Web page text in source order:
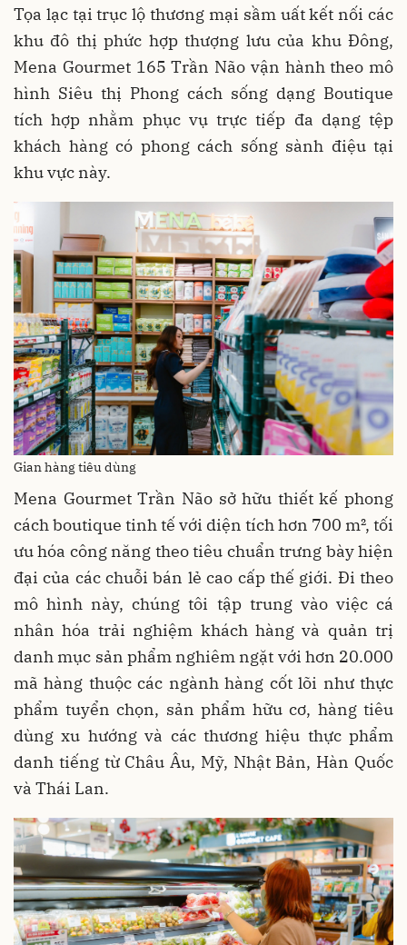
Tọa lạc tại trục lộ thương mại sầm uất kết nối các
khu đô thị phức hợp thượng lưu của khu Đông,
Mena Gourmet 165 Trần Não vận hành theo mô
hình Siêu thị Phong cách sống dạng Boutique
tích hợp nhằm phục vụ trực tiếp đa dạng tệp
khách hàng có phong cách sống sành điệu tại
khu vực này.
Gian hàng tiêu dùng
Mena Gourmet Trần Não sở hữu thiết kế phong
cách boutique tinh tế với diện tích hơn 700 m², tối
ưu hóa công năng theo tiêu chuẩn trưng bày hiện
đại của các chuỗi bán lẻ cao cấp thế giới. Đi theo
mô hình này, chúng tôi tập trung vào việc cá
nhân hóa trải nghiệm khách hàng và quản trị
danh mục sản phẩm nghiêm ngặt với hơn 20.000
mã hàng thuộc các ngành hàng cốt lõi như thực
phẩm tuyển chọn, sản phẩm hữu cơ, hàng tiêu
dùng xu hướng và các thương hiệu thực phẩm
danh tiếng từ Châu Âu, Mỹ, Nhật Bản, Hàn Quốc
và Thái Lan.